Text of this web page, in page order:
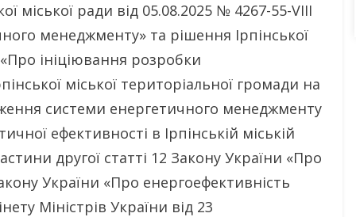
міської ради від 05.08.2025 № 4267-55-VIII
менеджменту» та рішення Ірпінської
ініціювання розробки
міської територіальної громади на
системи енергетичного менеджменту
ефективності в Ірпінській міській
другої статті 12 Закону України «Про
України «Про енергоефективність
Міністрів України від 23